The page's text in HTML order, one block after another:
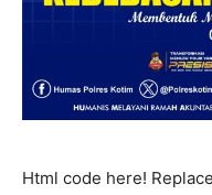
Html code here!